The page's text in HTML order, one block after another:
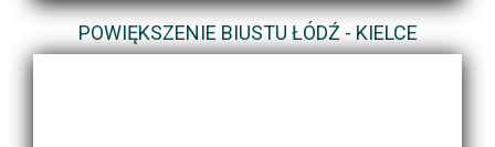
POWIĘKSZENIE BIUSTU ŁÓDŹ - KIELCE